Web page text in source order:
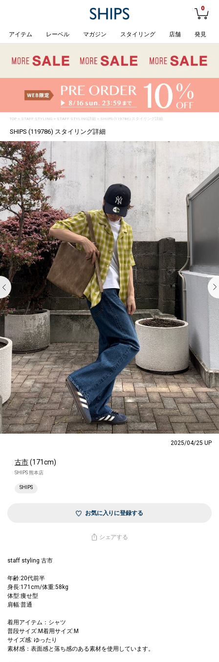
0
アイテム レーベル マガジン スタイリング 店舗 発見
TOP> STAFF STYLING> STAFF STYLING詳細 > SHIPS (119786) スタイリング詳細
SHIPS (119786) スタイリング詳細
2025/04/25 UP
古市(171cm)
SHIPS 熊本店
SHIPS
お気に入りに登録する
シェアする
staff styling 古市
年齢:20代前半
身長:171cm/体重:58kg
体型:痩せ型
肩幅:普通
着用アイテム：シャツ
普段サイズ:M着用サイズ:M
サイズ感: ゆったり
素材感：表面感と落ち感のある素材を使用しています。